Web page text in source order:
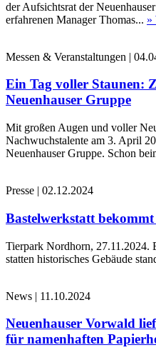
der Aufsichtsrat der
erfahrenen Manager Thomas... »
Messen & Veranstaltungen |
Ein Tag voller Staunen:
Neuenhauser Gruppe
Mit großen Augen und voller
Nachwuchstalente am 3. April
Neuenhauser Gruppe. Schon
Presse | 02.12.2024
Bastelwerkstatt bekommt
Tierpark Nordhorn, 27.11.2024.
statten historisches Gebäude
News | 11.10.2024
Neuenhauser Vorwald
für namenhaften